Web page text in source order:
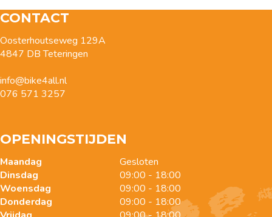
CONTACT
Oosterhoutseweg 129A
4847 DB Teteringen
info@bike4all.nl
076 571 3257
OPENINGSTIJDEN
Maandag
Dinsdag
Woensdag
Donderdag
Gesloten
09:00 - 18:00
09:00 - 18:00
09:00 - 18:00